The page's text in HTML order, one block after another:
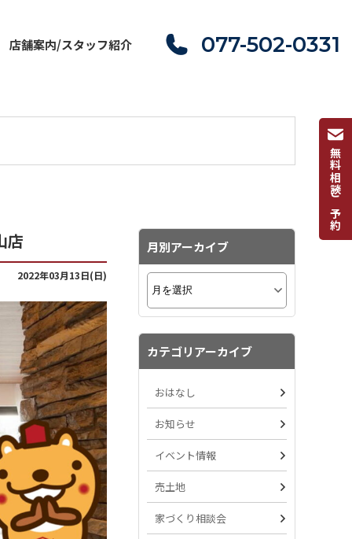
店舗案内/スタッフ紹介 077-502-0331
無料相談ご予約
店
2022年03月13日(日)
月別アーカイブ
カテゴリアーカイブ
おはなし
お知らせ
イベント情報
売土地
家づくり相談会